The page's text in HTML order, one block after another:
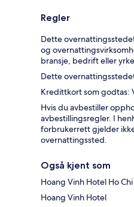
Regler
Dette
og
bransje, bedrift eller
Dette
Kredittkort som godtas:
Hvis du avbestiller
avbestillingsregler. I
forbrukerrett gjelder
overnattingssted.
Også kjent som
Hoang Vinh Hotel Ho
Hoang Vinh Hotel